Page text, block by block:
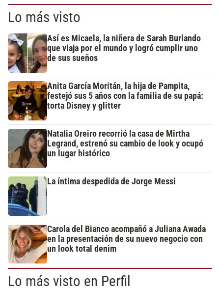
Lo más visto
Así es Micaela, la niñera de Sarah Burlando
que viaja por el mundo y logró cumplir uno
de sus sueños
Anita García Moritán, la hija de Pampita,
festejó sus 5 años con la familia de su papá:
torta Disney y glitter
Natalia Oreiro recorrió la casa de Mirtha
Legrand, estrenó su cambio de look y ocupó
un lugar histórico
La íntima despedida de Jorge Messi
Carola del Bianco acompañó a Juliana Awada
en la presentación de su nuevo negocio con
un look total denim
Lo más visto en Perfil